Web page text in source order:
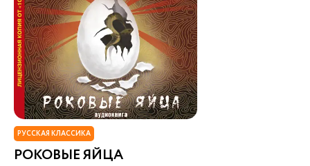
РУССКАЯ КЛАССИКА
РОКОВЫЕ ЯЙЦА